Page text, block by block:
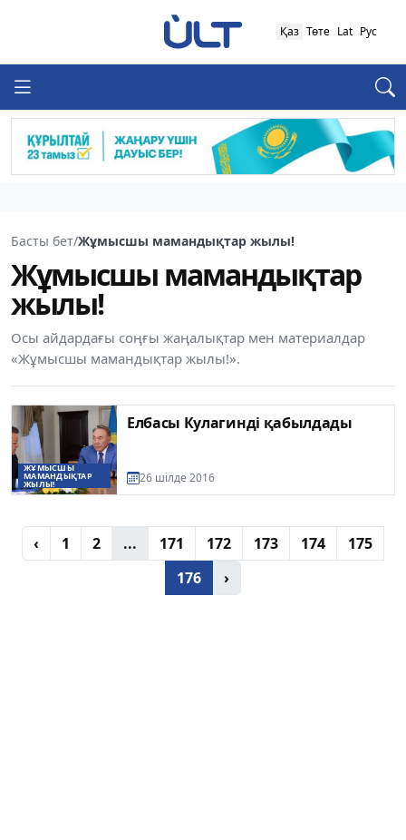
Қаз Төте Lat Рус
Басты бет/Жұмысшы мамандықтар жылы!
Жұмысшы мамандықтар
жылы!
Осы айдардағы соңғы жаңалықтар мен материалдар
«Жұмысшы мамандықтар жылы!».
ЖҰМЫСШЫ
МАМАНДЫҚТАР
ЖЫЛЫ!
Елбасы Кулагинді қабылдады
26 шілде 2016
‹ 1 2 ... 171 172 173 174
175
176
›